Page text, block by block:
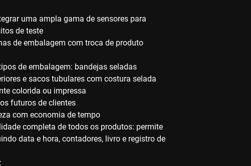
uma ampla gama de sensores para
de teste
de embalagem com troca de produto
de embalagem: bandejas seladas
e sacos tubulares com costura selada
colorida ou impressa
futuros de clientes
com economia de tempo
completa de todos os produtos: permite
data e hora, contadores, livro e registro de